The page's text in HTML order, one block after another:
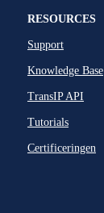
RESOURCES
Support
Knowledge Base
TransIP API
Tutorials
Certificeringen